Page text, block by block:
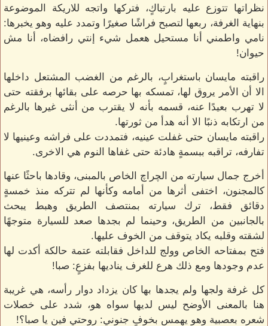
نظراتها تتوزع عليه بارتباكٍ، فتركها واتجه للاريكة الموضوعة
بنهاية الغرفة، ربعها لتصبح فراشًا صغيرًا وتمدد عليه وهو يخبرها:
نامي واطمني أنا مستحيل هعمل شيء إنتي رافضاه، أنا مش
حيوان!
راقبته مايسان باستغرابٍ، بالرغم من الغضب المشتعل داخلها
الا أن الأمر يروق لها، تمسكه بها حرصه على بقائها برفقته حتى
لا تهرب بعيدًا عنه، قسمه بأنه لا يقترب من أنثى غيرها بالرغم
من ارتكابه ذنبًا الا أنه هدأ من ثورتها.
راقبته مايسان حتى غفلت عينيه، فتمددت على فراشه وعينيها لا
تفارفه، تراقبه ببسمةٍ هادئة حتى غفاها النوم هي الاخرى.
أخرج جمال سيارته من الچراچ الخاص بالمبنى، وقادها باحثًا عنها
كالمجنون، اختفى أثرها من أمامه وكأنها لم تتركه منذ خمسةٍ
دقائق فقط، ترك سيارته بمنتصف الطريق وهبط يبحث
بالجانبين من الطريق، وحينما لم بجدها صعد للسيارة متوجهًا
لشقته وقلبه يكاد يتوقف من الخوف عليها.
فتح بمفتاحه الخاص وولج للداخل فقابلته عتمة حالكة أكدت لها
عدم وجودها ومع ذلك هرع للغرف يناديها بفزعٍ: صبا!
كل غرفة ولجها ولم يجدها بها كان يزداد دوار رأسه، هي غريبة
هنا بالمعنى الأوضح ليس لديها سواه هو، شدد على خصلات
شعره بعصبية وهو يهمس بخوفٍ جنوني: روحتي فين يا صبا؟!